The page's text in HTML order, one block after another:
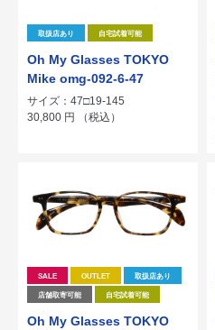
取扱店あり 自宅試着可能
Oh My Glasses TOKYO
Mike omg-092-6-47
サイズ：47□19-145
30,800 円 （税込）
SALE OUTLET 取扱店あり
店舗取寄可能 自宅試着可能
Oh My Glasses TOKYO